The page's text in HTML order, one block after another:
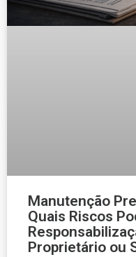
Manutenção
Quais Riscos
Proprietário ou